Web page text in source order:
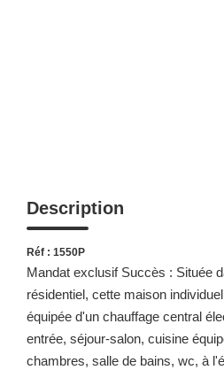
Description
Réf : 1550P
Mandat exclusif Succès : Située
résidentiel, cette maison
équipée d'un chauffage central
entrée, séjour-salon, cuisine
chambres, salle de bains, wc, à